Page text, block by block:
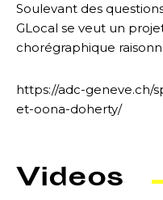
Soulevant des
GLocal se veut un
chorégraphique
https://adc-geneve.ch/
et-oona-doherty/
Videos